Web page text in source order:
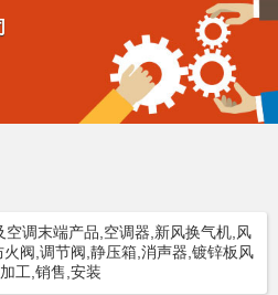
空调末端产品,空调器,新风换气机,风
阀,调节阀,静压箱,消声器,镀锌板风
工,销售,安装